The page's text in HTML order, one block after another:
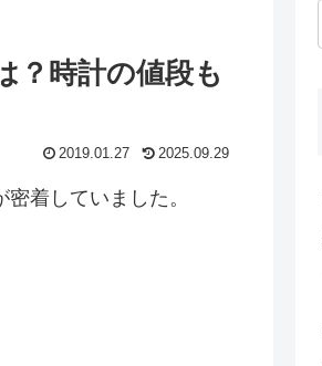
？時計の値段も
2019.01.27 2025.09.29
着していました。